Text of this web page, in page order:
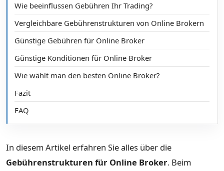
Wie beeinflussen Gebühren Ihr Trading?
Vergleichbare Gebührenstrukturen von Online Brokern
Günstige Gebühren für Online Broker
Günstige Konditionen für Online Broker
Wie wählt man den besten Online Broker?
Fazit
FAQ
In diesem Artikel erfahren Sie alles über die
Gebührenstrukturen für Online Broker. Beim